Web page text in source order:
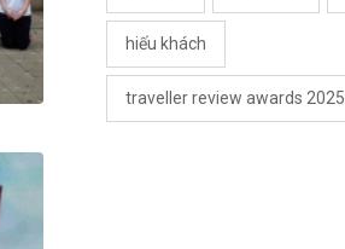
hiếu khách
traveller review awards 2025